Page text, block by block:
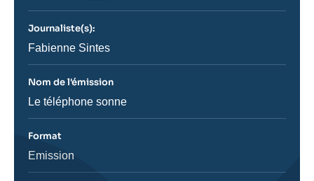
journal,
ou
émission
Journaliste(s):
Journaliste
Fabienne Sintes
Nom de l'émission
Nom
Le téléphone sonne
Format
Catégorie
Emission